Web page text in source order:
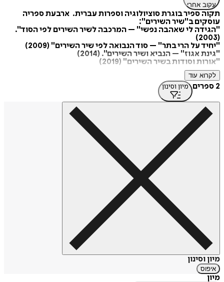
עקוב אחרי
תקוה ספיר בוגרת סוציולוגיה וספרות עברית. ארבעת ספריה
עוסקים ב"שיר השירים":
"הגידה לי שאהבה נפשי" – המרכבה לשיר השירים לפי הסוד".
(2003)
"יחיד על הרי בתר" – סוד הנבואה לפי שיר השירים" (2009)
"גינת אגוז" – הנביא ושיר השירים". (2014)
"אורות וסודות בשיר השירים" (2019)
לקרוא עוד
2 ספרים מיון וסינון
מיון וסינון
איפוס
מיון